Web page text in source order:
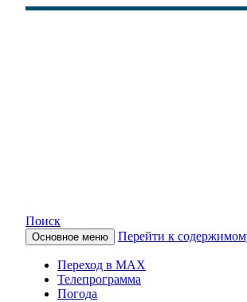
КАМЧАТСКОЕ
Поиск
Основное меню Перейти к
Переход в MAX
Телепрограмма
Погода